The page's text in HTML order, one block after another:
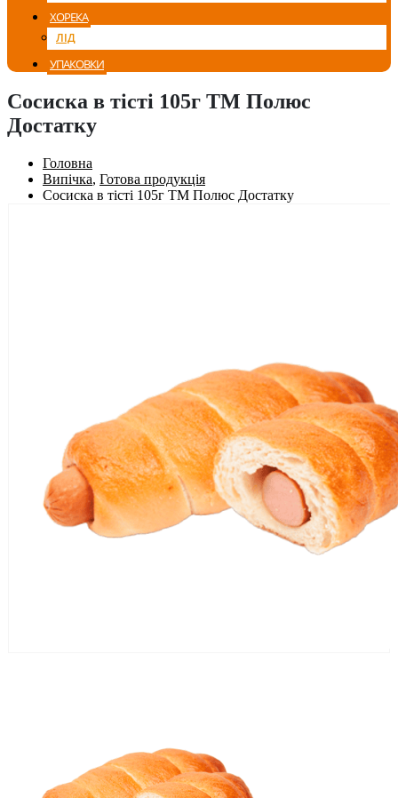
ХОРЕКА
ЛІД
УПАКОВКИ
Сосиска в тісті 105г ТМ Полюс
Достатку
Головна
Випічка, Готова продукція
Сосиска в тісті 105г ТМ Полюс Достатку